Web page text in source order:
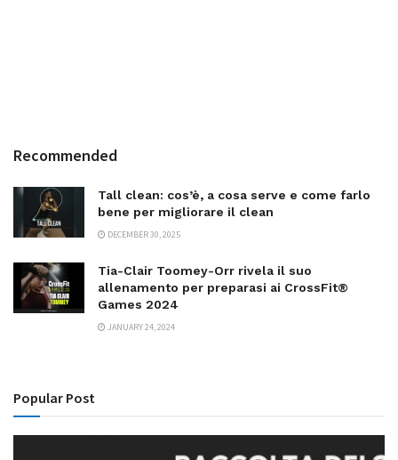
Recommended
Tall clean: cos’è, a cosa serve e come farlo
bene per migliorare il clean
DECEMBER 30, 2025
Tia-Clair Toomey-Orr rivela il suo
allenamento per preparasi ai CrossFit®
Games 2024
JANUARY 24, 2024
Popular Post